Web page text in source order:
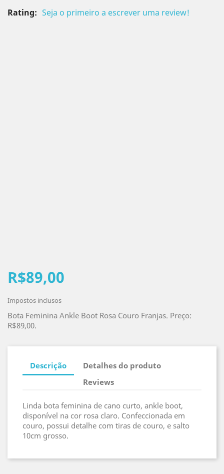
Rating: Seja o primeiro a escrever uma review!
R$89,00
Impostos inclusos
Bota Feminina Ankle Boot Rosa Couro Franjas. Preço:
R$89,00.
Descrição
Detalhes do produto
Reviews
Linda bota feminina de cano curto, ankle boot,
disponível na cor rosa claro. Confeccionada em
couro, possui detalhe com tiras de couro, e salto
10cm grosso.